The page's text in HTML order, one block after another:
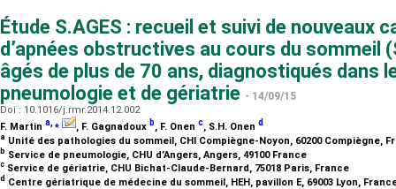
Étude S.AGES : recueil et suivi de nouveaux
d’apnées obstructives au cours du sommeil
âgés de plus de 70 ans, diagnostiqués dans
pneumologie et de gériatrie - 14/09/15
Doi : 10.1016/j.rmr.2014.12.002
F. Martin a,⁎ , F. Gagnadoux b, F. Onen c, S.H. Onen d
a Unité des pathologies du sommeil, CHI Compiègne-Noyon, 60200 Compiègne,
b Service de pneumologie, CHU d’Angers, Angers, 49100 France
c Service de gériatrie, CHU Bichat-Claude-Bernard, 75018 Paris, France
d Centre gériatrique de médecine du sommeil, HEH, pavillon E, 69003 Lyon,